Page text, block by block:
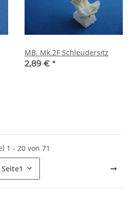
MB. Mk.2F Schleudersitz
2,89 € *
1 - 20 von 71
Seite1